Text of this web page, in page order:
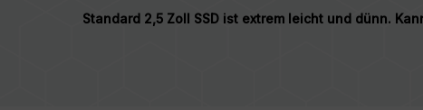
Standard 2,5 Zoll SSD ist extrem leicht und dünn.